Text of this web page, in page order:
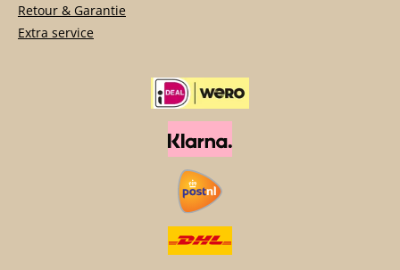
Retour & Garantie
Extra service